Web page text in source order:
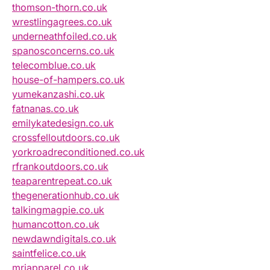
thomson-thorn.co.uk
wrestlingagrees.co.uk
underneathfoiled.co.uk
spanosconcerns.co.uk
telecomblue.co.uk
house-of-hampers.co.uk
yumekanzashi.co.uk
fatnanas.co.uk
emilykatedesign.co.uk
crossfelloutdoors.co.uk
yorkroadreconditioned.co.uk
rfrankoutdoors.co.uk
teaparentrepeat.co.uk
thegenerationhub.co.uk
talkingmagpie.co.uk
humancotton.co.uk
newdawndigitals.co.uk
saintfelice.co.uk